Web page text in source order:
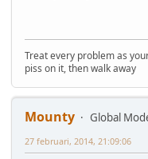
Treat every problem as
piss on it, then walk away
Mounty
Global
27 februari, 2014, 21:09:06